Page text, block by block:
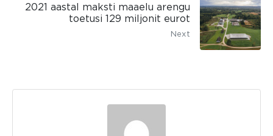
2021 aastal maksti maaelu arengu
toetusi 129 miljonit eurot
Next